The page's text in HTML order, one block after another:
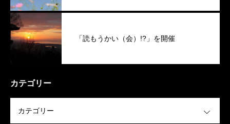
「読もうかい（会）!?」を開催
カテゴリー